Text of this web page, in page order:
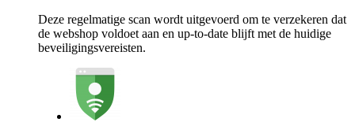
Deze regelmatige scan wordt uitgevoerd om te verzekeren dat
de webshop voldoet aan en up-to-date blijft met de huidige
beveiligingsvereisten.